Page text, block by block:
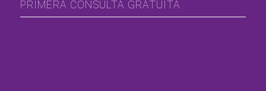
PRIMERA CONSULTA GRATUITA